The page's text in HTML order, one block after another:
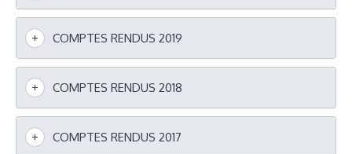
COMPTES RENDUS 2019
COMPTES RENDUS 2018
COMPTES RENDUS 2017